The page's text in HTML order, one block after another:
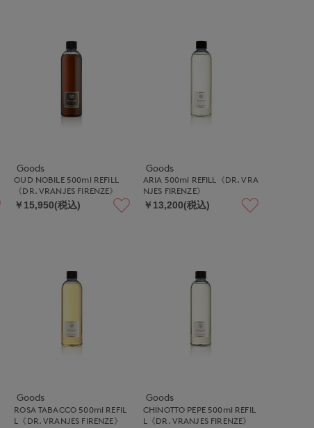
Goods
OUD NOBILE 500ml REFILL
《DR. VRANJES FIRENZE》
￥15,950(税込)
Goods
ARIA 500ml REFILL《DR. VRA
NJES FIRENZE》
￥13,200(税込)
Goods
ROSA TABACCO 500ml REFIL
L《DR. VRANJES FIRENZE》
Goods
CHINOTTO PEPE 500ml REFIL
L《DR. VRANJES FIRENZE》